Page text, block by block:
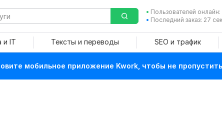
Пользователей онлайн:
Последний заказ: 27
и IT Тексты и переводы SEO и трафик
мобильное приложение Kwork, чтобы не